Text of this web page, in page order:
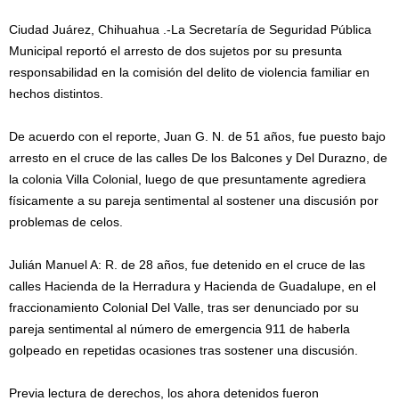
Ciudad Juárez, Chihuahua .-La Secretaría de Seguridad Pública
Municipal reportó el arresto de dos sujetos por su presunta
responsabilidad en la comisión del delito de violencia familiar en
hechos distintos.
De acuerdo con el reporte, Juan G. N. de 51 años, fue puesto bajo
arresto en el cruce de las calles De los Balcones y Del Durazno, de
la colonia Villa Colonial, luego de que presuntamente agrediera
físicamente a su pareja sentimental al sostener una discusión por
problemas de celos.
Julián Manuel A: R. de 28 años, fue detenido en el cruce de las
calles Hacienda de la Herradura y Hacienda de Guadalupe, en el
fraccionamiento Colonial Del Valle, tras ser denunciado por su
pareja sentimental al número de emergencia 911 de haberla
golpeado en repetidas ocasiones tras sostener una discusión.
Previa lectura de derechos, los ahora detenidos fueron